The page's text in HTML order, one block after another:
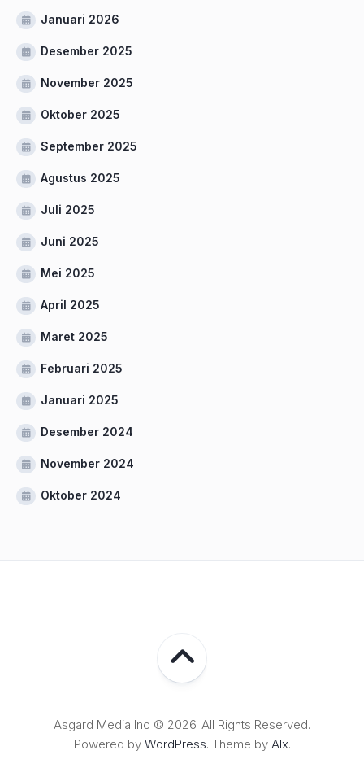
Januari 2026
Desember 2025
November 2025
Oktober 2025
September 2025
Agustus 2025
Juli 2025
Juni 2025
Mei 2025
April 2025
Maret 2025
Februari 2025
Januari 2025
Desember 2024
November 2024
Oktober 2024
Asgard Media Inc © 2026. All Rights Reserved.
Powered by WordPress. Theme by Alx.